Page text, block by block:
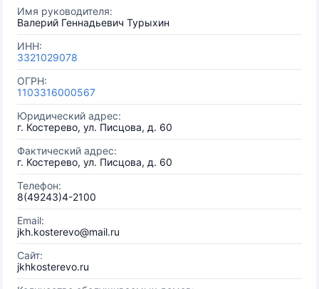
Имя руководителя:
Валерий Геннадьевич Турыхин
ИНН:
3321029078
ОГРН:
1103316000567
Юридический адрес:
г. Костерево, ул. Писцова, д. 60
Фактический адрес:
г. Костерево, ул. Писцова, д. 60
Телефон:
8(49243)4-2100
Email:
jkh.kosterevo@mail.ru
Сайт:
jkhkosterevo.ru